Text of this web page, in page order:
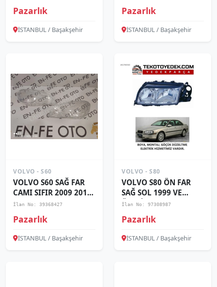
Pazarlık
İSTANBUL / Başakşehir
Pazarlık
İSTANBUL / Başakşehir
VOLVO - S60
VOLVO S60 SAĞ FAR
CAMI SIFIR 2009 2010
2011 2012
İlan No: 39368427
Pazarlık
İSTANBUL / Başakşehir
VOLVO - S80
VOLVO S80 ÖN FAR
SAĞ SOL 1999 VE
ÜZERİ / KAMPANYA
İlan No: 97308987
Pazarlık
İSTANBUL / Başakşehir